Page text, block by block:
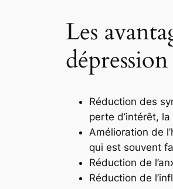
Les
dépression
Réduction des
perte d’intérêt,
Amélioration de
qui est souvent
Réduction de
Réduction de